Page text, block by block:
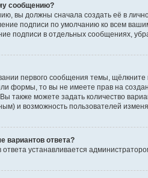
сообщению?
вы должны сначала создать её в
подписи по умолчанию ко всем
подписи в отдельных сообщениях,
первого сообщения темы,
формы, то вы не имеете прав на
Вы также можете задать количество
и возможность пользователей
вариантов ответа?
ответа устанавливается